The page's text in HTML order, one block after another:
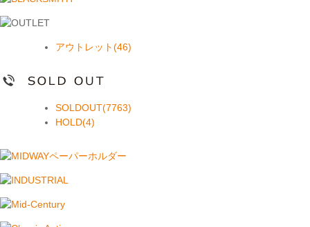
アウトレット(46)
SOLDOUT(7763)
HOLD(4)